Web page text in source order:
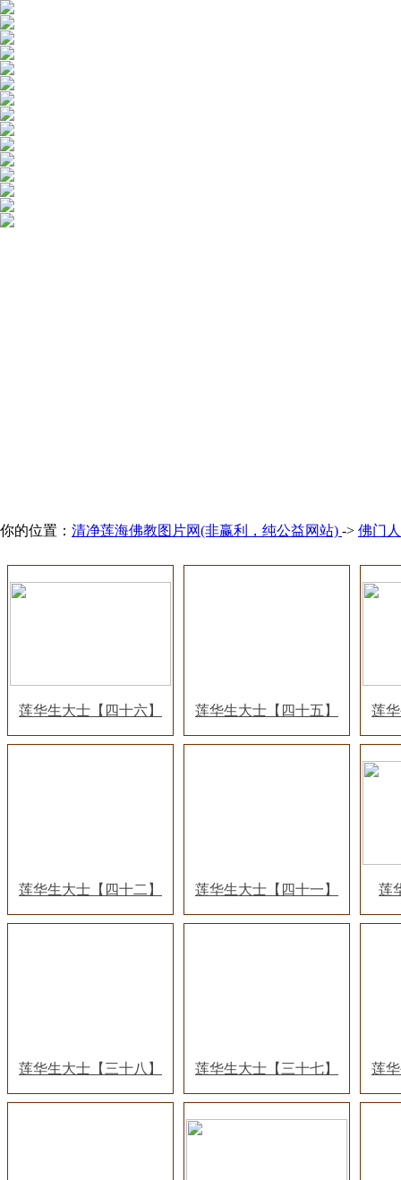
你的位置： 清净莲海佛教图片网(非赢利，纯公益网站) -> 佛门
莲华生大士【四十六】 莲华生大士【四十五】 莲
莲华生大士【四十二】 莲华生大士【四十一】 莲
莲华生大士【三十八】 莲华生大士【三十七】 莲